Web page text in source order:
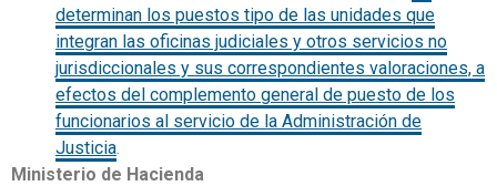
determinan los puestos tipo de las unidades que
integran las oficinas judiciales y otros servicios no
jurisdiccionales y sus correspondientes valoraciones, a
efectos del complemento general de puesto de los
funcionarios al servicio de la Administración de
Justicia.
Ministerio de Hacienda